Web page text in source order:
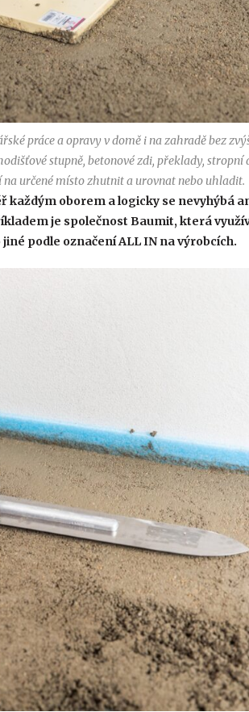
práce a opravy v domě i na zahradě bez
stupně, betonové zdi, překlady, stropní
určené místo zhutnit a urovnat nebo uhladit.
oborem a logicky se nevyhýbá
je společnost Baumit, která
podle označení ALL IN na výrobcích.